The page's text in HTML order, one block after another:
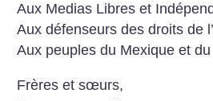
Aux Medias Libres et
Aux défenseurs des droits de
Aux peuples du Mexique et
Frères et sœurs,